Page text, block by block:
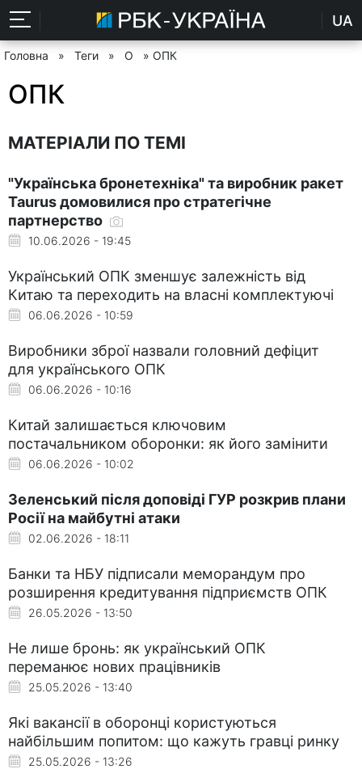
UA
Головна » Теги » О » ОПК
ОПК
МАТЕРІАЛИ ПО ТЕМІ
"Українська бронетехніка" та виробник ракет
Taurus домовилися про стратегічне
партнерство
10.06.2026 - 19:45
Український ОПК зменшує залежність від
Китаю та переходить на власні комплектуючі
06.06.2026 - 10:59
Виробники зброї назвали головний дефіцит
для українського ОПК
06.06.2026 - 10:16
Китай залишається ключовим
постачальником оборонки: як його замінити
06.06.2026 - 10:02
Зеленський після доповіді ГУР розкрив плани
Росії на майбутні атаки
02.06.2026 - 18:11
Банки та НБУ підписали меморандум про
розширення кредитування підприємств ОПК
26.05.2026 - 13:50
Не лише бронь: як український ОПК
переманює нових працівників
25.05.2026 - 13:40
Які вакансії в оборонці користуються
найбільшим попитом: що кажуть гравці ринку
25.05.2026 - 13:26